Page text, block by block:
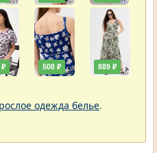
508 ₽ 889 ₽
одежда белье.